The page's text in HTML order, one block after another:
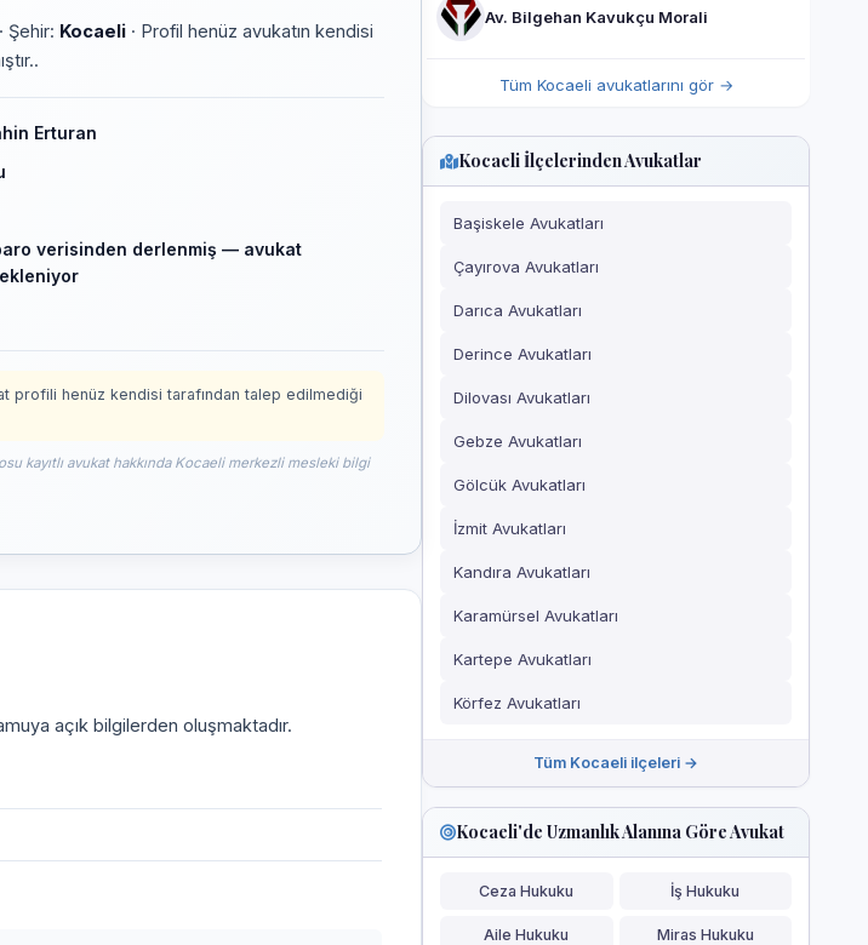
Şehir: Kocaeli · Profil henüz avukatın kendisi
Erturan
verisinden derlenmiş — avukat
profili henüz kendisi tarafından talep edilmediği
kayıtlı avukat hakkında Kocaeli merkezli mesleki bilgi
açık bilgilerden oluşmaktadır.
Av. Bilgehan Kavukçu Morali
Tüm Kocaeli avukatlarını gör →
Kocaeli İlçelerinden Avukatlar
Başiskele Avukatları
Çayırova Avukatları
Darıca Avukatları
Derince Avukatları
Dilovası Avukatları
Gebze Avukatları
Gölcük Avukatları
İzmit Avukatları
Kandıra Avukatları
Karamürsel Avukatları
Kartepe Avukatları
Körfez Avukatları
Tüm Kocaeli ilçeleri →
Kocaeli'de Uzmanlık Alanına Göre Avukat
Ceza Hukuku İş Hukuku
Aile Hukuku Miras Hukuku